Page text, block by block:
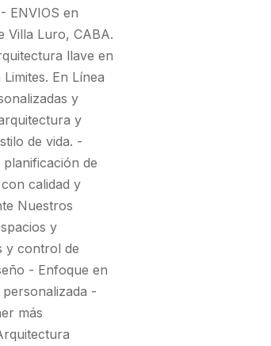
ENVIOS en
Villa Luro, CABA.
llave en
En Línea
y
y
de vida. -
de
calidad y
Nuestros
y
y control de
- Enfoque en
-
más